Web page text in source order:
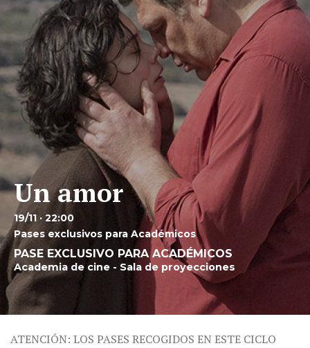
Un amor
19/11 · 22:00
Pases exclusivos para Académicos
PASE EXCLUSIVO PARA ACADÉMICOS
Academia de cine - Sala de proyecciones
ATENCIÓN: LOS PASES RECOGIDOS EN ESTE CICLO